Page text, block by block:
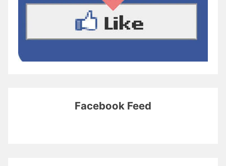
Facebook Feed